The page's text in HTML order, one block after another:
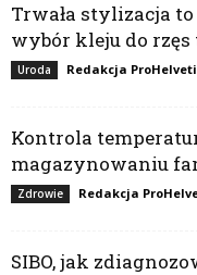
Trwała stylizacja
wybór kleju do rzęs
Uroda Redakcja
Kontrola
magazynowaniu
Zdrowie Redakcja
SIBO, jak